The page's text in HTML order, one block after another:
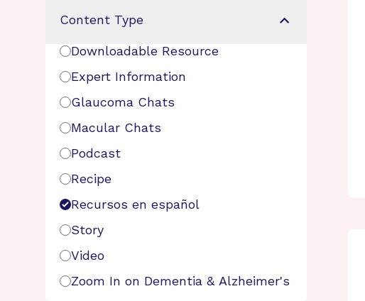
Content Type
Downloadable Resource
Expert Information
Glaucoma Chats
Macular Chats
Podcast
Recipe
Recursos en español
Story
Video
Zoom In on Dementia & Alzheimer's